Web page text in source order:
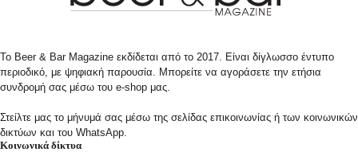
Το Beer & Bar Magazine εκδίδεται από το 2017. Είναι δίγλωσσο έντυπο
περιοδικό, με ψηφιακή παρουσία. Μπορείτε να αγοράσετε την ετήσια
συνδρομή σας μέσω του e-shop μας.
Στείλτε μας το μήνυμά σας μέσω της σελίδας επικοινωνίας ή των κοινωνικών
δικτύων και του WhatsApp.
Κοινωνικά δίκτυα